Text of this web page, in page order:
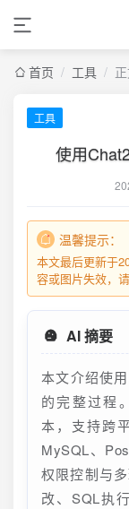
首页 / 工具 /
工具
使用
温馨提示：
本文最后更新于
容或图片失效，
AI 摘要
本文介绍使
的完整过程
本，支持跨
MySQL、
权限控制与
改、SQL执